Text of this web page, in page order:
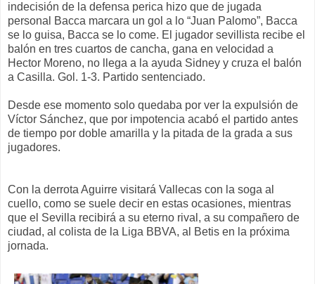
indecisión de la defensa perica hizo que de jugada
personal Bacca marcara un gol a lo “Juan Palomo”, Bacca
se lo guisa, Bacca se lo come. El jugador sevillista recibe el
balón en tres cuartos de cancha, gana en velocidad a
Hector Moreno, no llega a la ayuda Sidney y cruza el balón
a Casilla. Gol. 1-3. Partido sentenciado.
Desde ese momento solo quedaba por ver la expulsión de
Víctor Sánchez, que por impotencia acabó el partido antes
de tiempo por doble amarilla y la pitada de la grada a sus
jugadores.
Con la derrota Aguirre visitará Vallecas con la soga al
cuello, como se suele decir en estas ocasiones, mientras
que el Sevilla recibirá a su eterno rival, a su compañero de
ciudad, al colista de la Liga BBVA, al Betis en la próxima
jornada.